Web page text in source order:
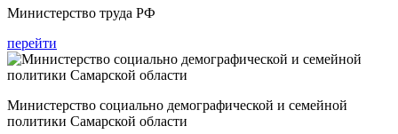
Министерство труда РФ
перейти
Министерство социально демографической и семейной
политики Самарской области